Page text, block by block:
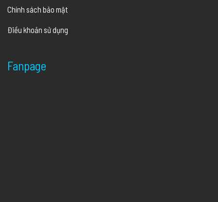
Chính sách bảo mật
Điều khoản sử dụng
Fanpage